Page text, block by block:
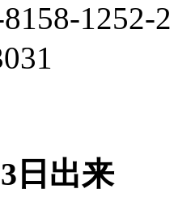
1252-2
日出来